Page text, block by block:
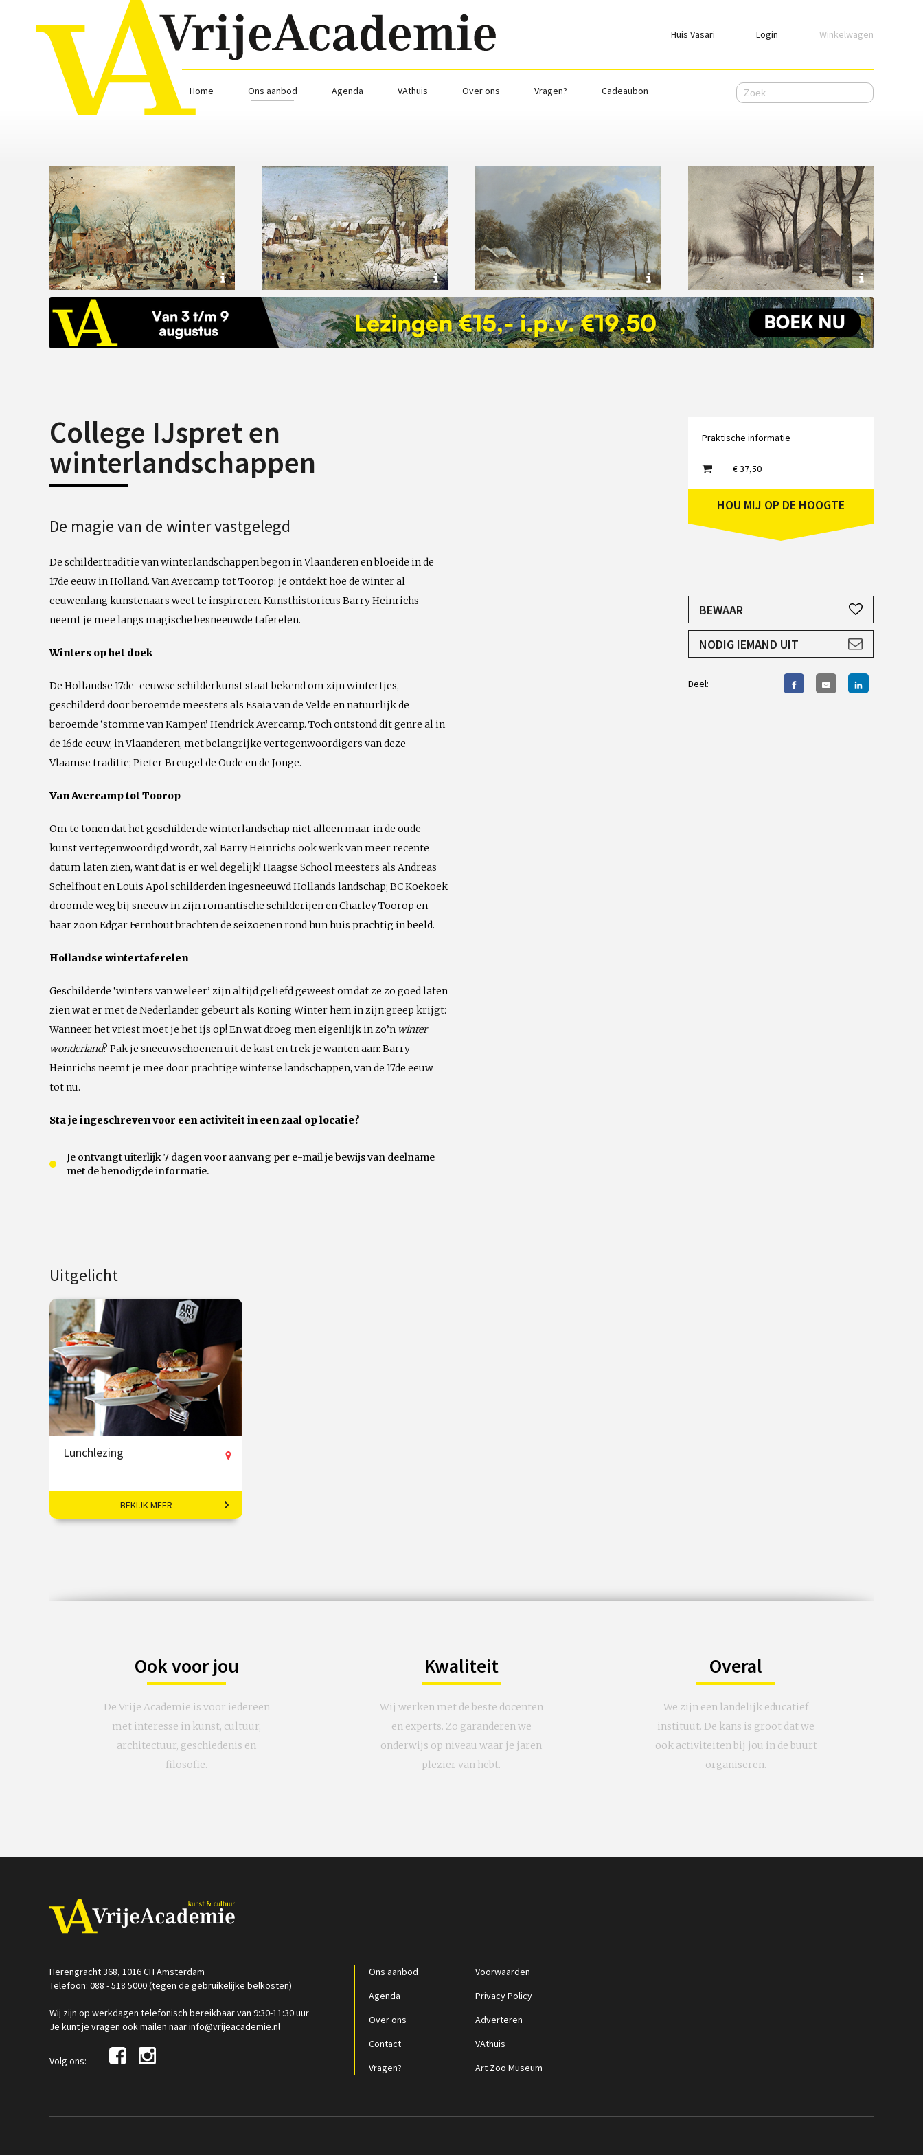
Huis Vasari Login
Login
Emailadres
Ik wil ingelogd blijven
WACHTWOORD VERGETEN
Nog geen account, meld jehieraan.
Winkelwagen
Home Ons aanbod Agenda VAthuis Over ons Vragen? Cadeaubon
College IJspret en
winterlandschappen
De magie van de winter vastgelegd
De schildertraditie van winterlandschappen begon in Vlaanderen en bloeide in de
17de eeuw in Holland. Van Avercamp tot Toorop: je ontdekt hoe de winter al
eeuwenlang kunstenaars weet te inspireren. Kunsthistoricus Barry Heinrichs
neemt je mee langs magische besneeuwde taferelen.
Winters op het doek
De Hollandse 17de-eeuwse schilderkunst staat bekend om zijn wintertjes,
geschilderd door beroemde meesters als Esaia van de Velde en natuurlijk de
beroemde ‘stomme van Kampen’ Hendrick Avercamp. Toch ontstond dit genre al in
de 16de eeuw, in Vlaanderen, met belangrijke vertegenwoordigers van deze
Vlaamse traditie; Pieter Breugel de Oude en de Jonge.
Van Avercamp tot Toorop
Om te tonen dat het geschilderde winterlandschap niet alleen maar in de oude
kunst vertegenwoordigd wordt, zal Barry Heinrichs ook werk van meer recente
datum laten zien, want dat is er wel degelijk! Haagse School meesters als Andreas
Schelfhout en Louis Apol schilderden ingesneeuwd Hollands landschap; BC Koekoek
droomde weg bij sneeuw in zijn romantische schilderijen en Charley Toorop en
haar zoon Edgar Fernhout brachten de seizoenen rond hun huis prachtig in beeld.
Hollandse wintertaferelen
Geschilderde ‘winters van weleer’ zijn altijd geliefd geweest omdat ze zo goed laten
zien wat er met de Nederlander gebeurt als Koning Winter hem in zijn greep krijgt:
Wanneer het vriest moet je het ijs op! En wat droeg men eigenlijk in zo’n winter
wonderland? Pak je sneeuwschoenen uit de kast en trek je wanten aan: Barry
Heinrichs neemt je mee door prachtige winterse landschappen, van de 17de eeuw
tot nu.
Sta je ingeschreven voor een activiteit in een zaal op locatie?
Je ontvangt uiterlijk 7 dagen voor aanvang per e-mail je bewijs van deelname
met de benodigde informatie.
Praktische informatie
€ 37,50
HOU MIJ OP DE HOOGTE
JE HEBT EEN ACCOUNT NODIG
AANMELDEN
BEWAAR
NODIG IEMAND UIT
Deel:
Uitgelicht
Lunchlezing
Elke week een verrassend
onderwerp en inclusief lunch!
BEKIJK MEER
Ook voor jou
De Vrije Academie is voor iedereen
met interesse in kunst, cultuur,
architectuur, geschiedenis en
filosofie.
Kwaliteit
Wij werken met de beste docenten
en experts. Zo garanderen we
onderwijs op niveau waar je jaren
plezier van hebt.
Overal
We zijn een landelijk educatief
instituut. De kans is groot dat we
ook activiteiten bij jou in de buurt
organiseren.
Herengracht 368, 1016 CH Amsterdam
Telefoon: 088 - 518 5000 (tegen de gebruikelijke belkosten)
Wij zijn op werkdagen telefonisch bereikbaar van 9:30-11:30 uur
Je kunt je vragen ook mailen naar info@vrijeacademie.nl
Volg ons:
Ons aanbod
Agenda
Over ons
Contact
Vragen?
Voorwaarden
Privacy Policy
Adverteren
VAthuis
Art Zoo Museum